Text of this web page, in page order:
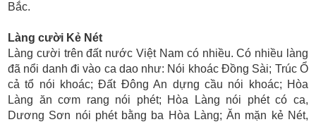
Bắc.
Làng cười Kẻ Nét
Làng cười trên đất nước Việt Nam có nhiều. Có nhiều làng
đã nổi danh đi vào ca dao như: Nói khoác Ðồng Sài; Trúc Ổ
cả tổ nói khoác; Ðất Ðông An dựng cầu nói khoác; Hòa
Làng ăn cơm rang nói phét; Hòa Làng nói phét có ca,
Dương Sơn nói phét bằng ba Hòa Làng; Ăn mặn kẻ Nét,